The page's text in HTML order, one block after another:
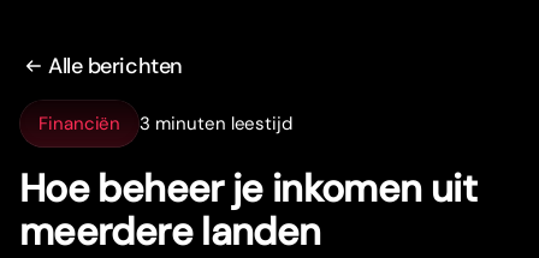
Alle berichten
Financiën 3 minuten leestijd
Hoe beheer je inkomen uit
meerdere landen